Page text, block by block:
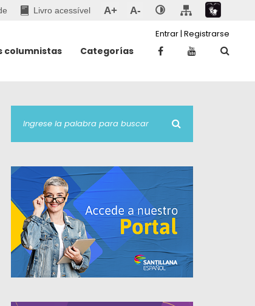
Livro acessível A+ A-
columnistas Categorías
Entrar| Registrarse